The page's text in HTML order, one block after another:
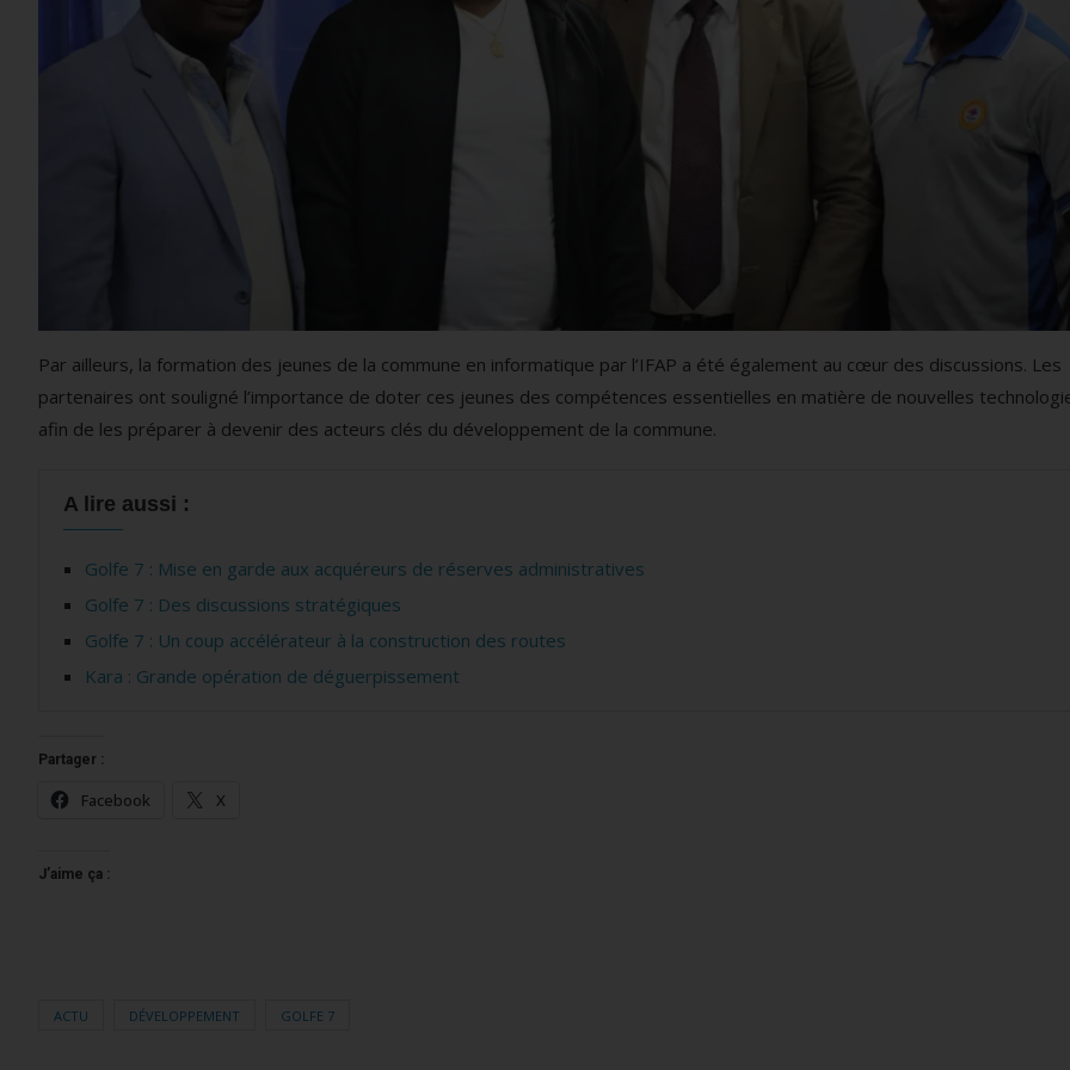
Par ailleurs, la formation des jeunes de la commune en informatique par l’IFAP a été également au cœur des discussions. Les
partenaires ont souligné l’importance de doter ces jeunes des compétences essentielles en matière de nouvelles
afin de les préparer à devenir des acteurs clés du développement de la commune.
A lire aussi :
Golfe 7 : Mise en garde aux acquéreurs de réserves administratives
Golfe 7 : Des discussions stratégiques
Golfe 7 : Un coup accélérateur à la construction des routes
Kara : Grande opération de déguerpissement
Partager :
Facebook X
J’aime ça :
ACTU DÉVELOPPEMENT GOLFE 7